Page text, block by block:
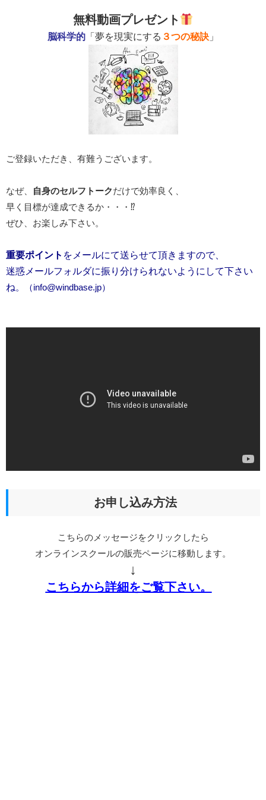
無料動画プレゼント
脳科学的 「夢を現実にする ３つの秘訣 」
ご登録いただき、有難うございます。
なぜ、 自身のセルフトークだけで効率良く、
早く目標が達成できるか・・・⁉︎
ぜひ、お楽しみ下さい。
重要ポイント をメールにて送らせて頂きますので、
迷惑メールフォルダに振り分けられないようにして下さい
ね。（info@windbase.jp）
お申し込み方法
こちらのメッセージをクリックしたら
オンラインスクールの販売ページに移動します。
↓
こちらから詳細をご覧下さい。